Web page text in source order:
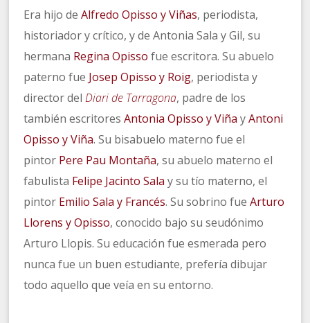
Era hijo deAlfredo Opisso y Viñas, periodista,
historiador y crítico, y de Antonia Sala y Gil, su
hermana Regina Opisso fue escritora. Su abuelo
paterno fue Josep Opisso y Roig, periodista y
director delDiari de Tarragona, padre de los
también escritoresAntonia Opisso y Viña yAntoni
Opisso y Viña. Su bisabuelo materno fue el
pintor Pere Pau Montaña, su abuelo materno el
fabulista Felipe Jacinto Sala y su tío materno, el
pintor Emilio Sala y Francés. Su sobrino fueArturo
Llorens y Opisso, conocido bajo su seudónimo
Arturo Llopis. Su educación fue esmerada pero
nunca fue un buen estudiante, prefería dibujar
todo aquello que veía en su entorno.